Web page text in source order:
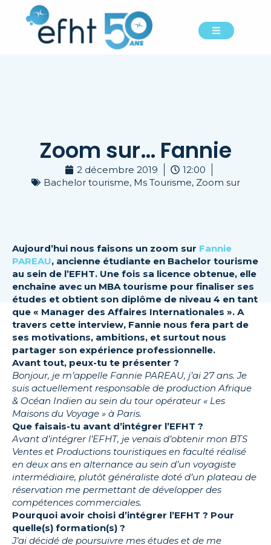
Zoom sur… Fannie
2 décembre 2019
12:00
Bachelor tourisme, Ms Tourisme, Zoom sur
Aujourd’hui nous faisons un zoom sur Fannie
PAREAU, ancienne étudiante en Bachelor tourisme
au sein de l’EFHT. Une fois sa licence obtenue, elle
enchaîne avec un MBA tourisme pour finaliser ses
études et obtient son diplôme de niveau 4 en tant
que « Manager des Affaires Internationales ». A
travers cette interview, Fannie nous fera part de
ses motivations, ambitions, et surtout nous
partager son expérience professionnelle.
Avant tout, peux-tu te présenter ?
Bonjour, je m’appelle Fannie PAREAU, j’ai 27 ans. Je
suis actuellement responsable de production Afrique
& Océan Indien au sein du tour opérateur « Les
Maisons du Voyage » à Paris.
Que faisais-tu avant d’intégrer l’EFHT ?
Avant d’intégrer l’EFHT, je venais d’obtenir mon BTS
Ventes et Productions touristiques en faculté réalisé
en deux ans en alternance au sein d’un voyagiste
intermédiaire, plutôt généraliste doté d’un plateau de
réservation me permettant de développer des
compétences commerciales.
Pourquoi avoir choisi d’intégrer l’EFHT ? Pour
quelle(s) formation(s) ?
J’ai décidé de poursuivre mes études et de me